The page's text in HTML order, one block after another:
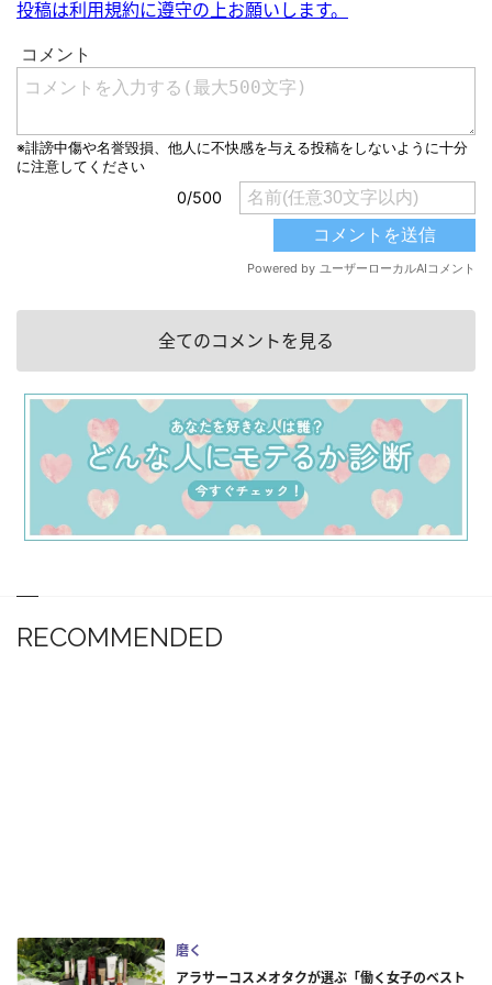
投稿は利用規約に遵守の上お願いします。
全てのコメントを見る
RECOMMENDED
磨く
アラサーコスメオタクが選ぶ「働く女子のベスト